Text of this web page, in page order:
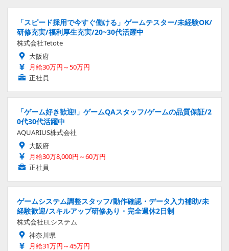
「スピード採用で今すぐ働ける」ゲームテスター/未経験OK/
研修充実/福利厚生充実/20~30代活躍中
株式会社Tetote
大阪府
月給30万円～50万円
正社員
「ゲーム好き歓迎!」ゲームQAスタッフ/ゲームの品質保証/2
0代30代活躍中
AQUARIUS株式会社
大阪府
月給30万8,000円～60万円
正社員
ゲームシステム調整スタッフ/動作確認・データ入力補助/未
経験歓迎/スキルアップ研修あり・完全週休2日制
株式会社ELシステム
神奈川県
月給31万円～45万円